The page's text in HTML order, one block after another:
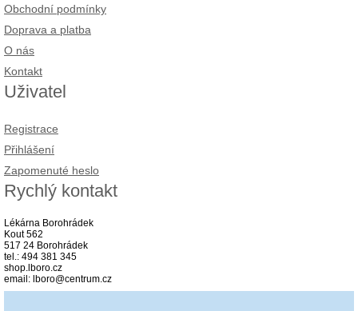
Obchodní podmínky
Doprava a platba
O nás
Kontakt
Uživatel
Registrace
Přihlášení
Zapomenuté heslo
Rychlý kontakt
Lékárna Borohrádek
Kout 562
517 24 Borohrádek
tel.: 494 381 345
shop.lboro.cz
email: lboro@centrum.cz